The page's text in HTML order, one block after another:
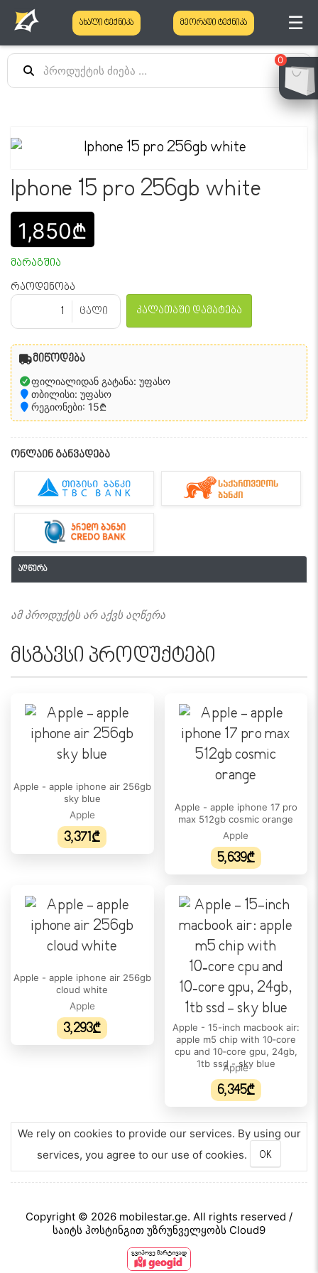
0
ახალი ტექნიკა მეორადი ტექნიკა ☰
Iphone 15 pro 256gb white
1,850₾
მარაგშია
რაოდენობა
ცალი
კალათაში დამატება
მიწოდება
ფილიალიდან გატანა: უფასო
თბილისი: უფასო
რეგიონები: 15₾
ონლაინ განვადება
აღწერა
ამ პროდუქტს არ აქვს აღწერა
მსგავსი პროდუქტები
Apple - apple iphone air 256gb
sky blue
Apple
3,371₾
Apple - apple iphone 17 pro
max 512gb cosmic orange
Apple
5,639₾
Apple - apple iphone air 256gb
cloud white
Apple
3,293₾
Apple - 15-inch macbook air:
apple m5 chip with 10‑core
cpu and 10‑core gpu, 24gb,
1tb ssd - sky blue
Apple
6,345₾
We rely on cookies to provide our services. By using our
services, you agree to our use of cookies.
OK
Copyright © 2026 mobilestar.ge. All rights reserved /
საიტს ჰოსტინგით უზრუნველყობს Cloud9